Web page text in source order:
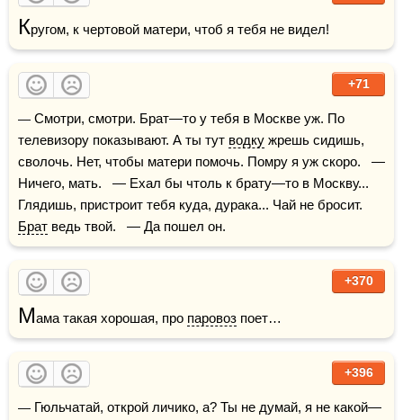
Кругом, к чертовой матери, чтоб я тебя не видел!
+71
— Смотри, смотри. Брат—то у тебя в Москве уж. По
телевизору показывают. А ты тут водку жрешь сидишь,
сволочь. Нет, чтобы матери помочь. Помру я уж скоро.   —
Ничего, мать.   — Ехал бы чтоль к брату—то в Москву...
Брат ведь твой.   — Да пошел он.
+370
Мама такая хорошая, про паровоз поет…
+396
— Гюльчатай, открой личико, а? Ты не думай, я не какой—